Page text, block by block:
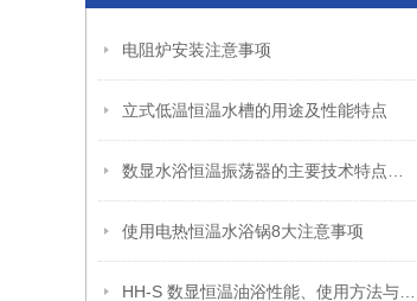
电阻炉安装注意事项
立式低温恒温水槽的用途及性能特点
使用电热恒温水浴锅8大注意事项